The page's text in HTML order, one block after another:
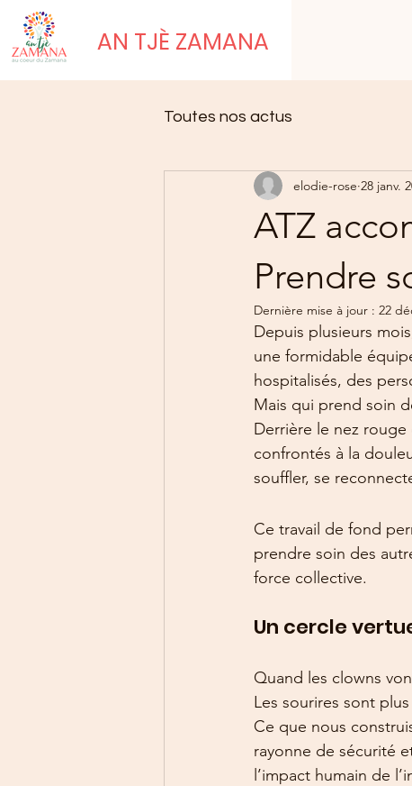
AN TJÈ ZAMANA
Toutes nos actus
ATZ
Prendre
elodie-rose 28 janv.
Dernière mise à jour : 22
Depuis plusieurs
une formidable
hospitalisés, des
Mais qui prend soin
Derrière le nez
confrontés à la
souffler, se
Ce travail de fond
prendre soin des
force collective.
Un cercle
Quand les clowns
Les sourires sont
Ce que nous
rayonne de sécurité
l’impact humain de